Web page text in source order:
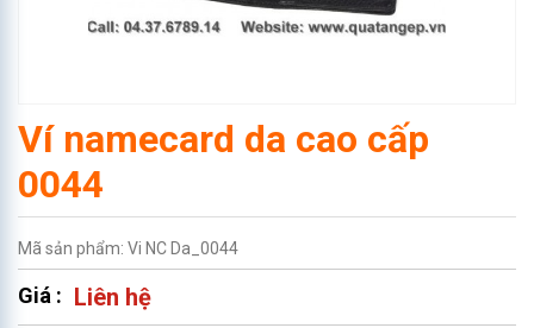
Ví namecard da cao cấp
0044
Mã sản phẩm: Vi NC Da_0044
Giá : Liên hệ